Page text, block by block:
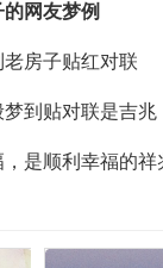
网友梦例
房子贴红对联
到贴对联是吉兆
是顺利幸福的祥